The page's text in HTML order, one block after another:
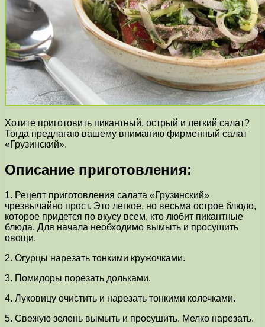
Хотите приготовить пикантный, острый и легкий салат?
Тогда предлагаю вашему вниманию фирменный салат
«Грузинский».
Описание приготовления:
1. Рецепт приготовления салата «Грузинский»
чрезвычайно прост. Это легкое, но весьма острое блюдо,
которое придется по вкусу всем, кто любит пикантные
блюда. Для начала необходимо вымыть и просушить
овощи.
2. Огурцы нарезать тонкими кружочками.
3. Помидоры порезать дольками.
4. Луковицу очистить и нарезать тонкими колечками.
5. Свежую зелень вымыть и просушить. Мелко нарезать.